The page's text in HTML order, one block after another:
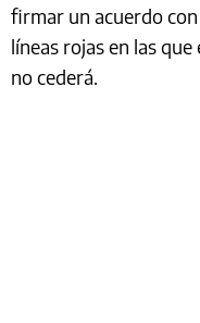
firmar un acuerdo
líneas rojas en las
no cederá.